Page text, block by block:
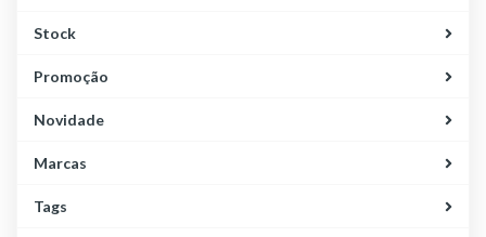
Stock
Promoção
Novidade
Marcas
Tags